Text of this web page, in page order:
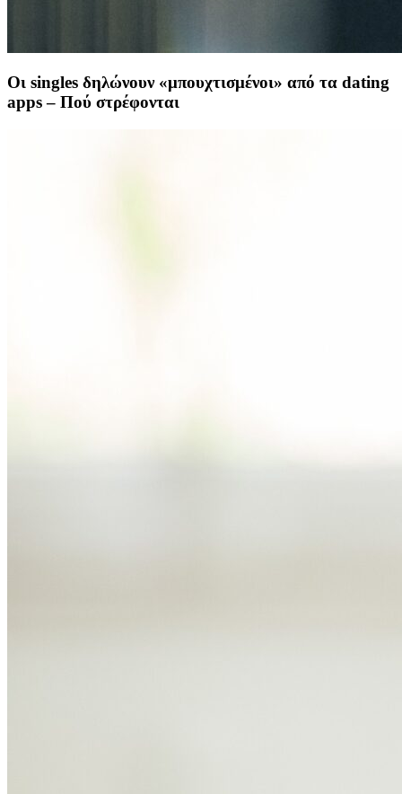
Οι singles δηλώνουν «μπουχτισμένοι» από τα dating
apps – Πού στρέφονται